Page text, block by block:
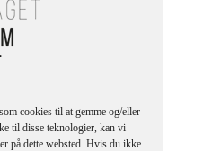
cookies til at gemme og/eller
til disse teknologier, kan vi
på dette websted. Hvis du ikke